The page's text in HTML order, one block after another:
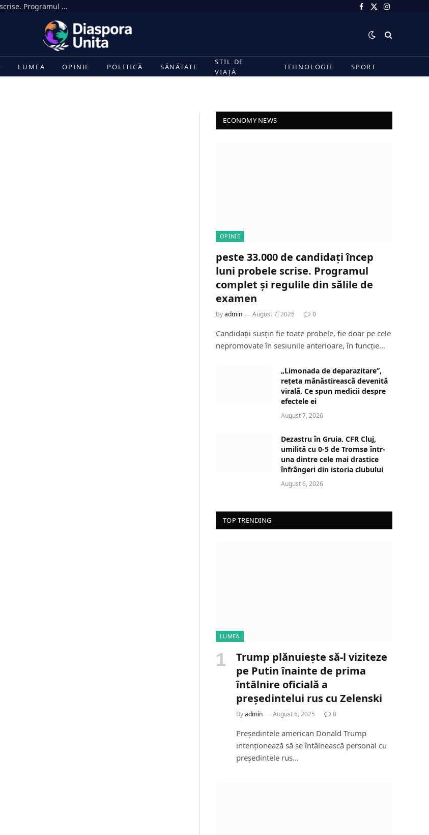
peste 33.000 de candidați încep luni probele scrise. Programul complet și regulile din sălile de examen Facebook
X
Instagram
LUMEA OPINIE POLITICĂ SĂNĂTATE
STIL DE
VIAȚĂ
TEHNOLOGIE SPORT
ECONOMY NEWS
OPINIE
peste 33.000 de candidați încep
luni probele scrise. Programul
complet și regulile din sălile de
examen
Byadmin August 7, 2026 0
Candidații susțin fie toate probele, fie doar pe cele
nepromovate în sesiunile anterioare, în funcție…
„Limonada de deparazitare”,
rețeta mănăstirească devenită
virală. Ce spun medicii despre
efectele ei
August 7, 2026
Dezastru în Gruia. CFR Cluj,
umilită cu 0-5 de Tromsø într-
una dintre cele mai drastice
înfrângeri din istoria clubului
August 6, 2026
TOP TRENDING
LUMEA
Trump plănuiește să-l viziteze
pe Putin înainte de prima
întâlnire oficială a
președintelui rus cu Zelenski
Byadmin August 6, 2025 0
Președintele american Donald Trump
intenționează să se întâlnească personal cu
președintele rus…